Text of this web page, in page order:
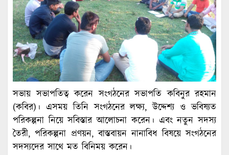
সভায় সভাপতিত্ব করেন সংগঠনের সভাপতি কবিনুর রহমান
(কবির)। এসময় তিনি সংগঠনের লক্ষ্য, উদ্দেশ্য ও ভবিষ্যত
পরিকল্পনা নিয়ে সবিস্তার আলোচনা করেন। এবং নতুন সদস্য
তৈরী, পরিকল্পনা প্রণয়ন, বাস্তবায়ন নানাবিধ বিষয়ে সংগঠনের
সদস্যদের সাথে মত বিনিময় করেন।